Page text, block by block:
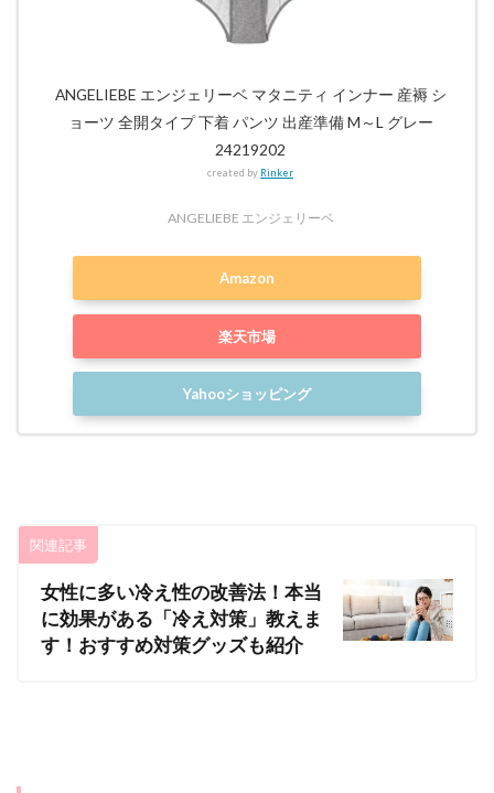
ANGELIEBE エンジェリーベ マタニティ インナー 産褥 シ
ョーツ 全開タイプ 下着 パンツ 出産準備 M～L グレー
24219202
created by Rinker
ANGELIEBE エンジェリーベ
Amazon
楽天市場
Yahooショッピング
関連記事
女性に多い冷え性の改善法！本当
に効果がある「冷え対策」教えま
す！おすすめ対策グッズも紹介